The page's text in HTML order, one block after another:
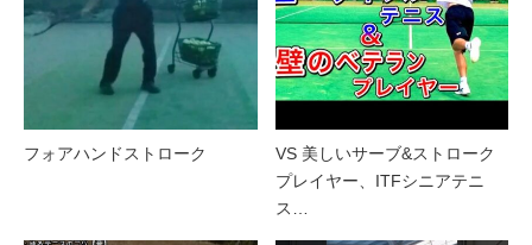
フォアハンドストローク
VS 美しいサーブ&ストローク
プレイヤー、ITFシニアテニ
ス…